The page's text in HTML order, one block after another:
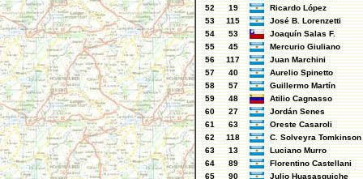
52
19
Ricardo López
53
115
José B. Lorenzetti
54
53
Joaquín Salas F.
55
45
Mercurio Giuliano
56
117
Juan Marchini
57
40
Aurelio Spinetto
58
57
Guillermo Martín
59
48
Atilio Cagnasso
60
27
Jordán Senes
61
63
Oreste Casaroli
62
118
C. Solveyra Tomkinson
63
13
Luciano Murro
64
89
Florentino Castellani
65
90
Julio Huasasquiche